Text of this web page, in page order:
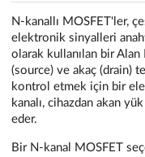
N-kanallı MOSFET'ler,
elektronik sinyalleri
olarak kullanılan bir
(source) ve akaç (drain)
kontrol etmek için bir
kanalı, cihazdan akan
eder.
Bir N-kanal MOSFET